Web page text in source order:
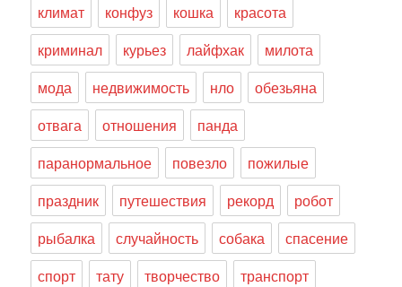
климат конфуз кошка
красота
криминал
курьез лайфхак
милота
мода
недвижимость нло
обезьяна
отвага
отношения
панда
паранормальное
повезло
пожилые
праздник
путешествия рекорд
робот
рыбалка
случайность собака
спасение
спорт
тату творчество
транспорт